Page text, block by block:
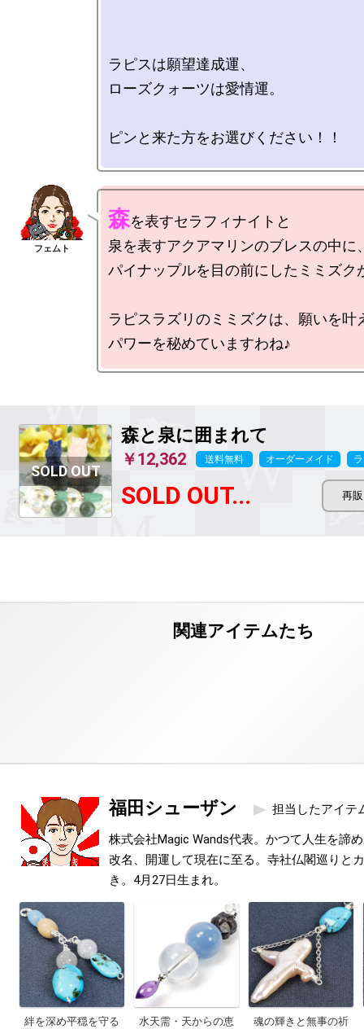
ラピスは願望達成運、
ローズクォーツは愛情運。
ピンと来た方をお選びください！！
森を表すセラフィナイトと
泉を表すアクアマリンのブレスの中に
パイナップルを目の前にしたミミズク
ラピスラズリのミミズクは、願いを叶
森と泉に囲まれて
￥12,362 送料無料 オーダーメイド
SOLD OUT...
福田シューザン 担当したアイテ
株式会社Magic Wands代表。かつて人生を諦
改名、開運して現在に至る。寺社仏閣巡りと
き。4月27日生まれ。
絆を深め平穏を守る
水天需・天からの恵
魂の輝きと無事の祈